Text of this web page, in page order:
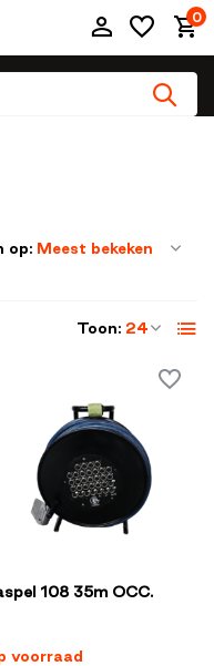
0
Toon:
op:
108 35m OCC.
voorraad